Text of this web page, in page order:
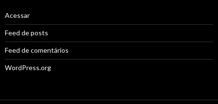
Acessar
Feed de posts
Feed de comentários
WordPress.org